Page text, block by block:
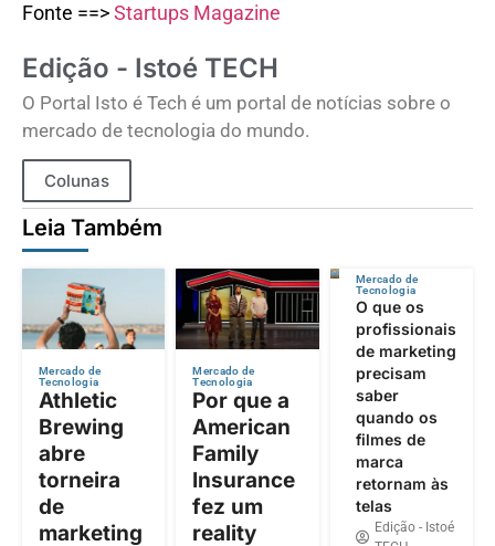
Fonte ==>Startups Magazine
Edição - Istoé TECH
O Portal Isto é Tech é um portal de notícias sobre o
mercado de tecnologia do mundo.
Colunas
Leia Também
Mercado de
Tecnologia
Athletic
Brewing
abre
torneira
de
marketing
Mercado de
Tecnologia
Por que a
American
Family
Insurance
fez um
reality
Mercado de
Tecnologia
O que os
profissionais
de marketing
precisam
saber
quando os
filmes de
marca
retornam às
telas
Edição - Istoé